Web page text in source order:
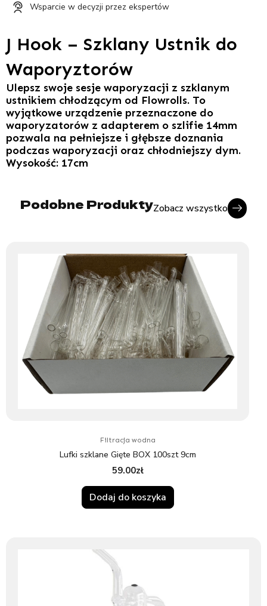
Wsparcie w decyzji przez ekspertów
J Hook – Szklany Ustnik do
Waporyztorów
Ulepsz swoje sesje waporyzacji z szklanym
ustnikiem chłodzącym od Flowrolls. To
wyjątkowe urządzenie przeznaczone do
waporyzatorów z adapterem o szlifie 14mm
pozwala na pełniejsze i głębsze doznania
podczas waporyzacji oraz chłodniejszy dym.
Wysokość: 17cm
Podobne ProduktyZobacz wszystko
Filtracja wodna
Lufki szklane Gięte BOX 100szt 9cm
59.00zł
Dodaj do koszyka